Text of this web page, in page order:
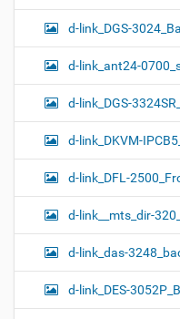
d-link_DGS-
d-link_ant24-
d-link_DGS-
d-link_DKVM-
d-link_DFL-
d-link__mts_dir-
d-link_das-
d-link_DES-